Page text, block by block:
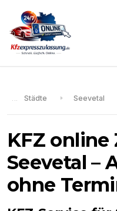
Städte Seevetal
KFZ online
Seevetal –
ohne